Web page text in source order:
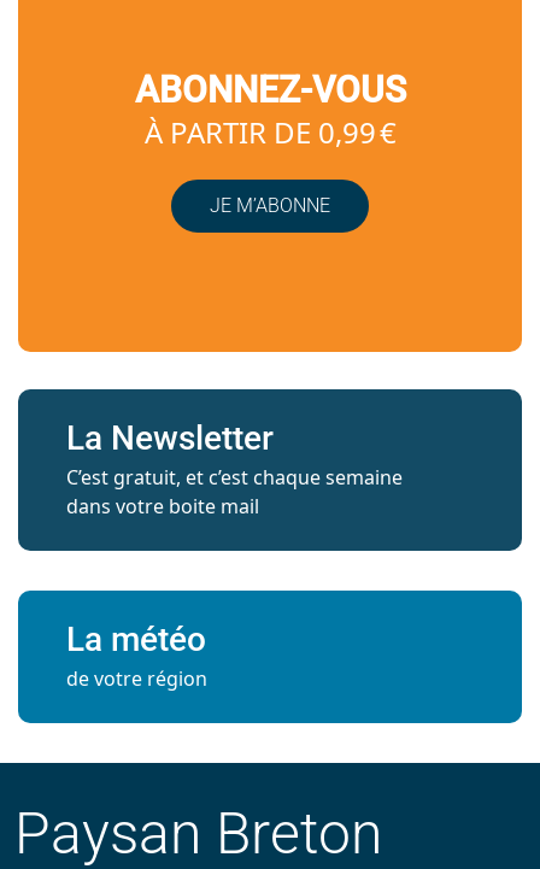
ABONNEZ-VOUS
À PARTIR DE 0,99 €
JE M’ABONNE
La Newsletter
C’est gratuit, et c’est chaque semaine
dans votre boite mail
La météo
de votre région
Paysan Breton